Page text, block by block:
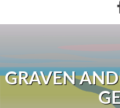
GRAVEN